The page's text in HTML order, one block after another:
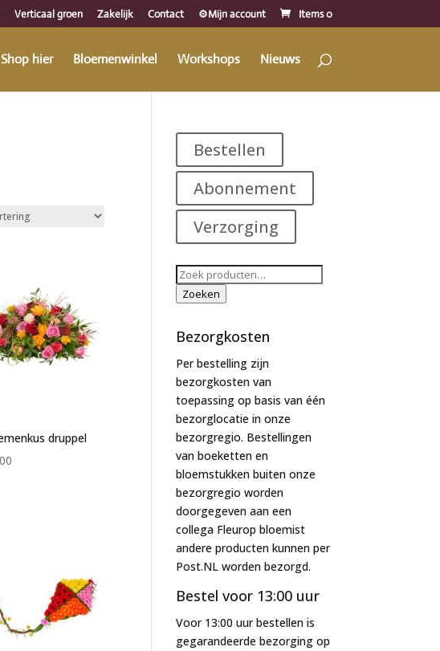
Verticaal groen Zakelijk Contact ⚙️Mijn account Items 0
Shop hier Bloemenwinkel Workshops Nieuws
druppel
Prijsklasse:
Bestellen
Abonnement
Verzorging
Zoeken
naar:
Zoeken
Bezorgkosten
Per bestelling zijn
bezorgkosten van
toepassing op basis van één
bezorglocatie in onze
bezorgregio. Bestellingen
van boeketten en
bloemstukken buiten onze
bezorgregio worden
doorgegeven aan een
collega Fleurop bloemist
andere producten kunnen per
Post.NL worden bezorgd.
Bestel voor 13:00 uur
Voor 13:00 uur bestellen is
gegarandeerde bezorging op